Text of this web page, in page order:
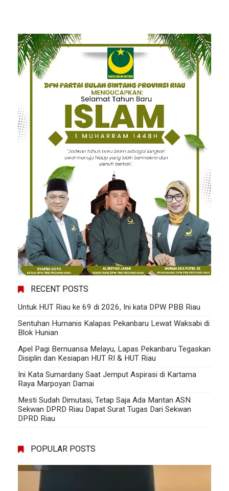
RECENT POSTS
Untuk HUT Riau ke 69 di 2026, Ini kata DPW PBB Riau
Sentuhan Humanis Kalapas Pekanbaru Lewat Waksabi di
Blok Hunian
Apel Pagi Bernuansa Melayu, Lapas Pekanbaru Tegaskan
Disiplin dan Kesiapan HUT RI & HUT Riau
Ini Kata Sumardany Saat Jemput Aspirasi di Kartama
Raya Marpoyan Damai
Mesti Sudah Dimutasi, Tetap Saja Ada Mantan ASN
Sekwan DPRD Riau Dapat Surat Tugas Dari Sekwan
DPRD Riau
POPULAR POSTS